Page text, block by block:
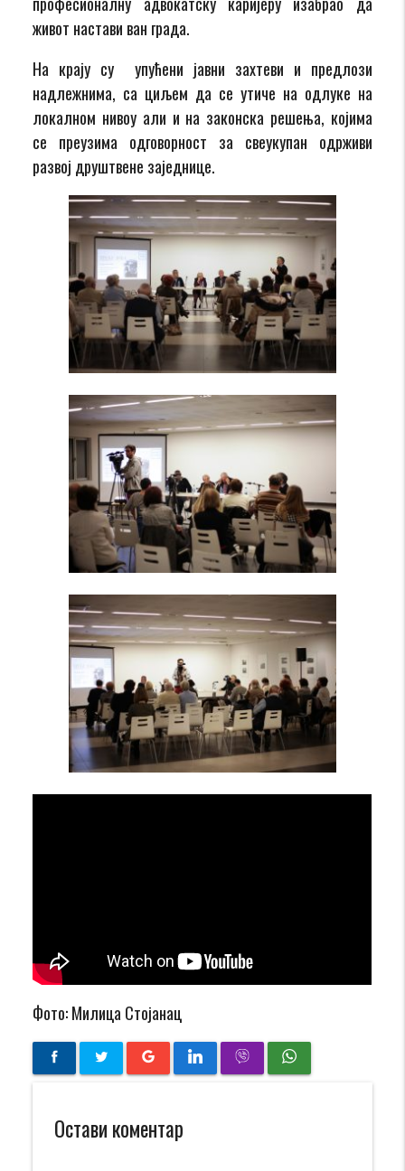
живот настави ван града.
На крају су упућени јавни захтеви и предлози
надлежнима, са циљем да се утиче на одлуке на
локалном нивоу али и на законска решења, којима
се преузима одговорност за свеукупан одрживи
развој друштвене заједнице.
Фото: Милица Стојанац
Остави коментар